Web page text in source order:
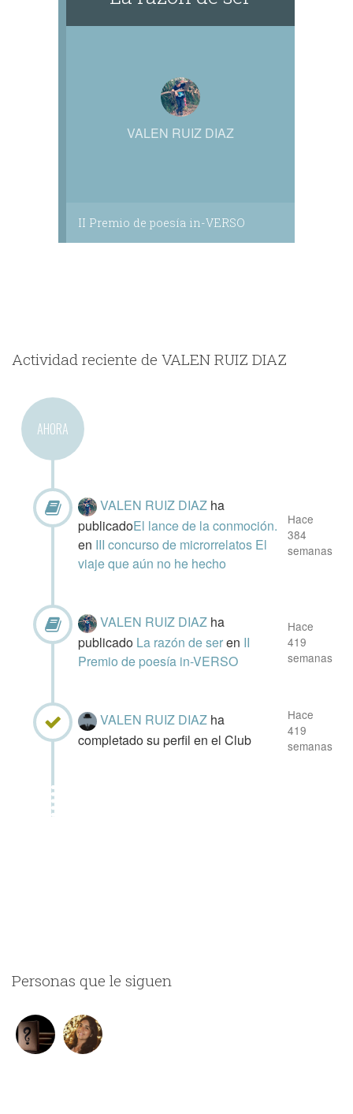
VALEN RUIZ DIAZ
II Premio de poesía in-VERSO
Actividad reciente de VALEN RUIZ DIAZ
AHORA
VALEN RUIZ DIAZ ha
publicado​El lance de la conmoción.
en III concurso de microrrelatos El
viaje que aún no he hecho
Hace
384
semanas
VALEN RUIZ DIAZ ha
publicado La razón de seren II
Premio de poesía in-VERSO
Hace
419
semanas
VALEN RUIZ DIAZ ha
completado su perfil en el Club
Hace
419
semanas
Personas que le siguen